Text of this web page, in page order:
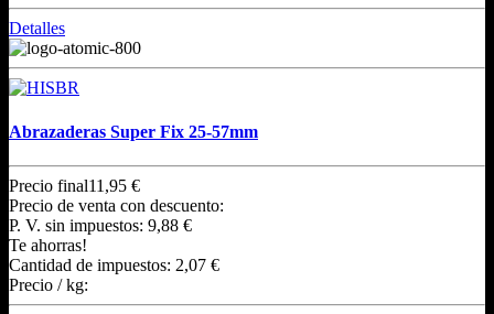
Detalles
Abrazaderas Super Fix 25-57mm
Precio final11,95 €
Precio de venta con descuento:
P. V. sin impuestos: 9,88 €
Te ahorras!
Cantidad de impuestos: 2,07 €
Precio / kg: